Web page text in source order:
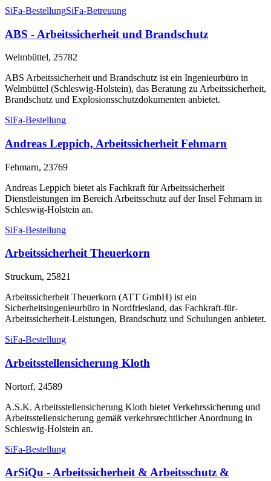
SiFa-BestellungSiFa-Betreuung
ABS - Arbeitssicherheit und Brandschutz
Welmbüttel, 25782
ABS Arbeitssicherheit und Brandschutz ist ein Ingenieurbüro in
Welmbüttel (Schleswig-Holstein), das Beratung zu Arbeitssicherheit,
Brandschutz und Explosionsschutzdokumenten anbietet.
SiFa-Bestellung
Andreas Leppich, Arbeitssicherheit Fehmarn
Fehmarn, 23769
Andreas Leppich bietet als Fachkraft für Arbeitssicherheit
Dienstleistungen im Bereich Arbeitsschutz auf der Insel Fehmarn in
Schleswig-Holstein an.
SiFa-Bestellung
Arbeitssicherheit Theuerkorn
Struckum, 25821
Arbeitssicherheit Theuerkorn (ATT GmbH) ist ein
Sicherheitsingenieurbüro in Nordfriesland, das Fachkraft-für-
Arbeitssicherheit-Leistungen, Brandschutz und Schulungen anbietet.
SiFa-Bestellung
Arbeitsstellensicherung Kloth
Nortorf, 24589
A.S.K. Arbeitsstellensicherung Kloth bietet Verkehrssicherung und
Arbeitsstellensicherung gemäß verkehrsrechtlicher Anordnung in
Schleswig-Holstein an.
SiFa-Bestellung
ArSiQu - Arbeitssicherheit & Arbeitsschutz &